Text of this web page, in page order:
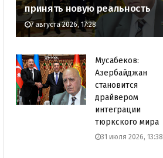
принять новую реальность
7 августа 2026, 17:28
Мусабеков:
Азербайджан
становится
драйвером
интеграции
тюркского мира
31 июля 2026, 13:38